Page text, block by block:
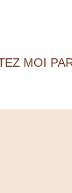
MOI